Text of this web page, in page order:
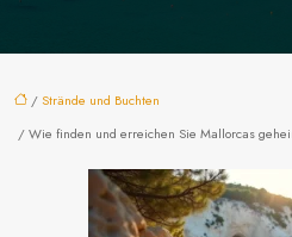
/Strände und Buchten
/ Wie finden und erreichen Sie Mallorcas